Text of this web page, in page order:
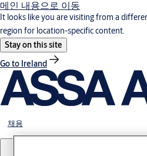
메인 내용으로 이동
It looks like you are visiting from a
region for location-specific content.
Stay on this site
Go to Ireland
채용